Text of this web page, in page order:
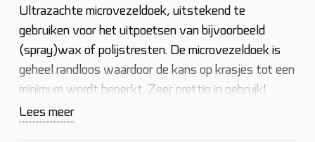
Ultrazachte microvezeldoek, uitstekend te
gebruiken voor het uitpoetsen van bijvoorbeeld
(spray)wax of polijstresten. De microvezeldoek is
geheel randloos waardoor de kans op krasjes tot een
minimum wordt beperkt. Zeer prettig in gebruik!
Lees meer